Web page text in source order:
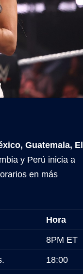
Guatemala, El
y Perú inicia a
en más
Hora
8PM ET
18:00